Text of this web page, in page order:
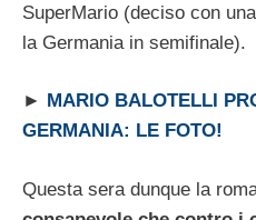
SuperMario (deciso con
la Germania in semifinale).
►
MARIO BALOTELLI
GERMANIA: LE FOTO!
Questa sera dunque la